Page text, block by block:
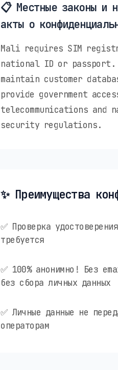
📋 Местные законы и
акты о
Mali requires SIM
national ID or passport.
maintain customer
provide government
telecommunications and
security regulations.
✨ Преимущества
✅ Проверка
требуется
✅ 100% анонимно! Без
без сбора личных данных
✅ Личные данные не
операторам